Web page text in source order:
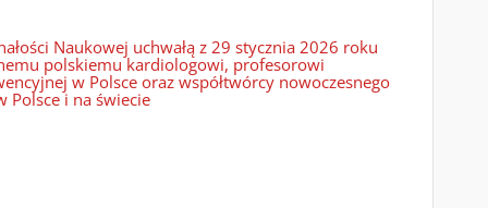
Naukowej uchwałą z 29 stycznia 2026 roku
polskiemu kardiologowi, profesorowi
w Polsce oraz współtwórcy nowoczesnego
Polsce i na świecie